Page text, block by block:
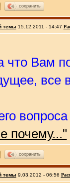
сохранить
темы 15.12.2011 - 14:47
что Вам
все
вопроса
почему..."
сохранить
темы 9.03.2012 - 06:56